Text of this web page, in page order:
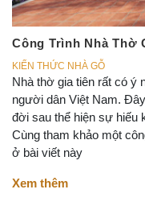
Công Trình Nhà Thờ
KIẾN THỨC NHÀ GỖ
Nhà thờ gia tiên rất có ý
người dân Việt Nam.
đời sau thể hiện sự
Cùng tham khảo một
ở bài viết này
Xem thêm